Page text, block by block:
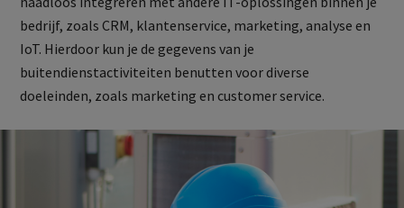
bedrijf, zoals CRM, klantenservice, marketing, analyse en
IoT. Hierdoor kun je de gegevens van je
buitendienstactiviteiten benutten voor diverse
doeleinden, zoals marketing en customer service.